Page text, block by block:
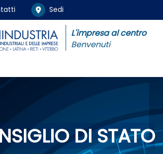
Sedi
L'impresa al centro
Benvenuti
DI STATO